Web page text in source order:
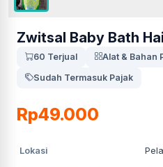
Zwitsal Baby Bath
60 Terjual
Alat & Bahan
Sudah Termasuk Pajak
Rp49.000
Lokasi